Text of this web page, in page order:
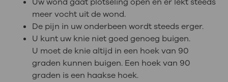
meer vocht uit de wond.
De pijn in uw onderbeen wordt steeds erger.
U kunt uw knie niet goed genoeg buigen.
U moet de knie altijd in een hoek van 90
graden kunnen buigen. Een hoek van 90
graden is een haakse hoek.